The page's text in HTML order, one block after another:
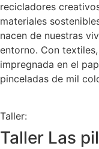
recicladores
materiales
nacen de nuestras
entorno. Con
impregnada en el
pinceladas de mil
Taller:
Taller Las